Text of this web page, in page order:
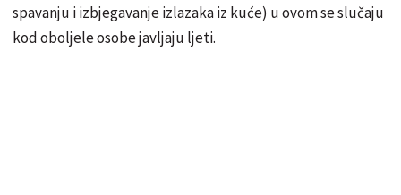
spavanju i izbjegavanje izlazaka iz kuće) u ovom se slučaju
kod oboljele osobe javljaju ljeti.